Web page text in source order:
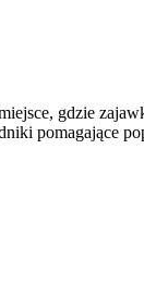
gdzie
pomagające